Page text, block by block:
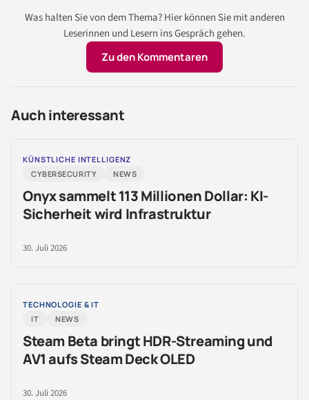
Was halten Sie von dem Thema? Hier können Sie mit anderen
Leserinnen und Lesern ins Gespräch gehen.
Zu den Kommentaren
Auch interessant
KÜNSTLICHE INTELLIGENZ
CYBERSECURITY
NEWS
Onyx sammelt 113 Millionen Dollar: KI-
Sicherheit wird Infrastruktur
30. Juli 2026
TECHNOLOGIE & IT
IT
NEWS
Steam Beta bringt HDR-Streaming und
AV1 aufs Steam Deck OLED
30. Juli 2026